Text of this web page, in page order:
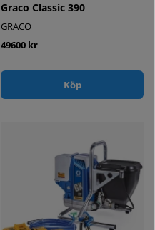
Graco Classic 390
GRACO
49600 kr
Köp